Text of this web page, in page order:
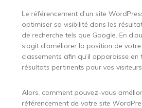
Le référencement d’un site
optimiser sa visibilité dans les
de recherche tels que Google. En
s’agit d’améliorer la position de
classements afin qu’il apparaisse en
résultats pertinents pour vos
Alors, comment pouvez-vous
référencement de votre site